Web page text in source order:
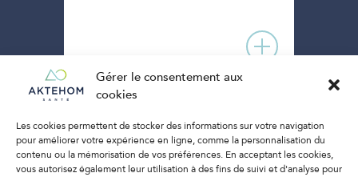
Gérer le consentement aux
cookies
Les cookies permettent de stocker des informations sur votre navigation
pour améliorer votre expérience en ligne, comme la personnalisation du
contenu ou la mémorisation de vos préférences. En acceptant les cookies,
vous autorisez également leur utilisation à des fins de suivi et d'analyse pour